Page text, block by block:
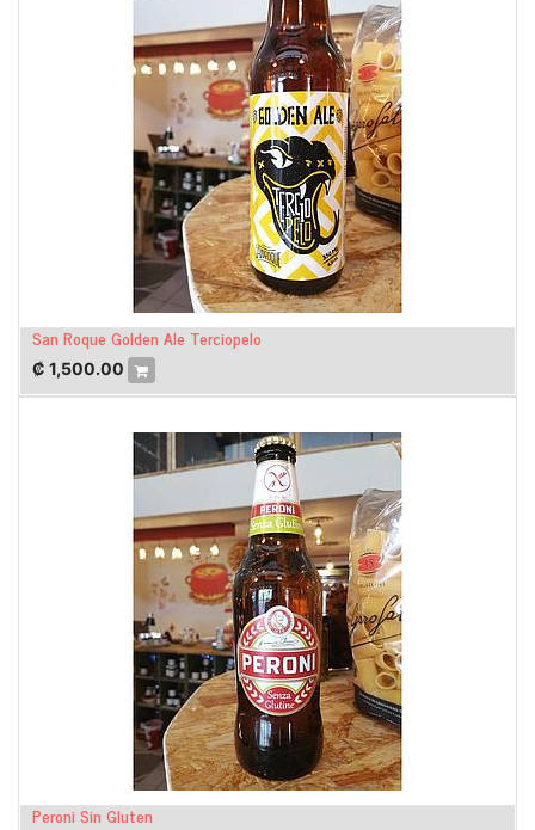
San Roque Golden Ale Terciopelo
₡ 1,500.00
Peroni Sin Gluten